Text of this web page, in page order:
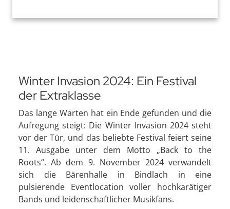
Winter Invasion 2024: Ein Festival
der Extraklasse
Das lange Warten hat ein Ende gefunden und die
Aufregung steigt: Die Winter Invasion 2024 steht
vor der Tür, und das beliebte Festival feiert seine
11. Ausgabe unter dem Motto „Back to the
Roots“. Ab dem 9. November 2024 verwandelt
sich die Bärenhalle in Bindlach in eine
pulsierende Eventlocation voller hochkarätiger
Bands und leidenschaftlicher Musikfans.